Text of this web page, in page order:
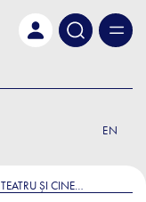
EN
TEATRU ȘI CINEMA